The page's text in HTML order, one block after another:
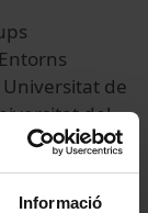
Informació
de
del
de
novembre de